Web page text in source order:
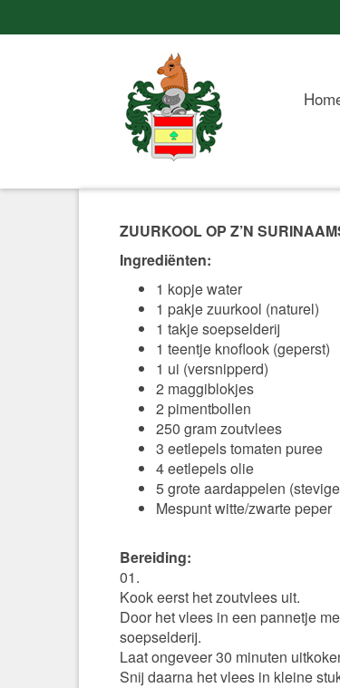
ZUURKOOL OP Z’N
Ingrediënten:
1 kopje water
1 pakje zuurkool (naturel)
1 takje soepselderij
1 teentje knoflook (geperst)
1 ui (versnipperd)
2 maggiblokjes
2 pimentbollen
250 gram zoutvlees
3 eetlepels tomaten puree
4 eetlepels olie
5 grote aardappelen
Mespunt witte/zwarte peper
Bereiding:
01.
Kook eerst het zoutvlees uit.
Door het vlees in een pannetje
soepselderij.
Laat ongeveer 30 minuten
Snij daarna het vlees in kleine